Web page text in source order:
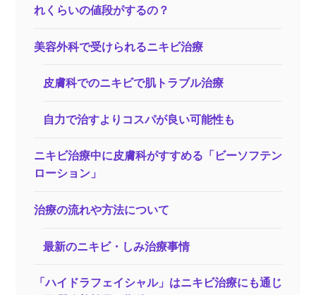
れくらいの値段がするの？
美容外科で受けられるニキビ治療
皮膚科でのニキビで肌トラブル治療
自力で治すよりコスパが良い可能性も
ニキビ治療中に皮膚科がすすめる「ビーソフテン
ローション」
治療の流れや方法について
最新のニキビ・しみ治療事情
「ハイドラフェイシャル」はニキビ治療にも通じ